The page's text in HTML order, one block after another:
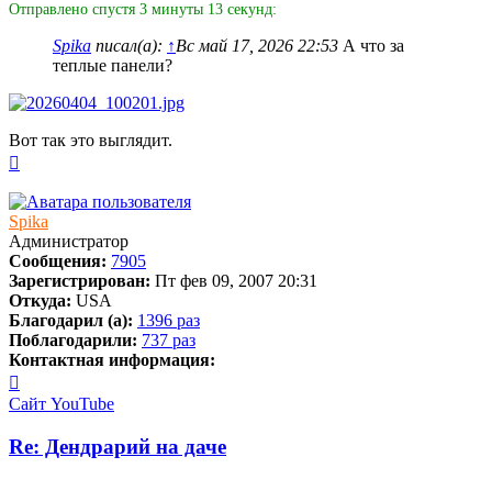
Отправлено спустя 3 минуты 13 секунд:
Spika писал(а): ↑Вс май 17, 2026 22:53 А что за
теплые панели?
Вот так это выглядит.
началу
Spika
Администратор
Сообщения: 7905
Зарегистрирован: Пт фев 09, 2007 20:31
Откуда: USA
Благодарил (а): 1396 раз
Поблагодарили: 737 раз
Контактная информация:
информация
пользователя
Spika
Сайт YouTube
Re: Дендрарий на даче